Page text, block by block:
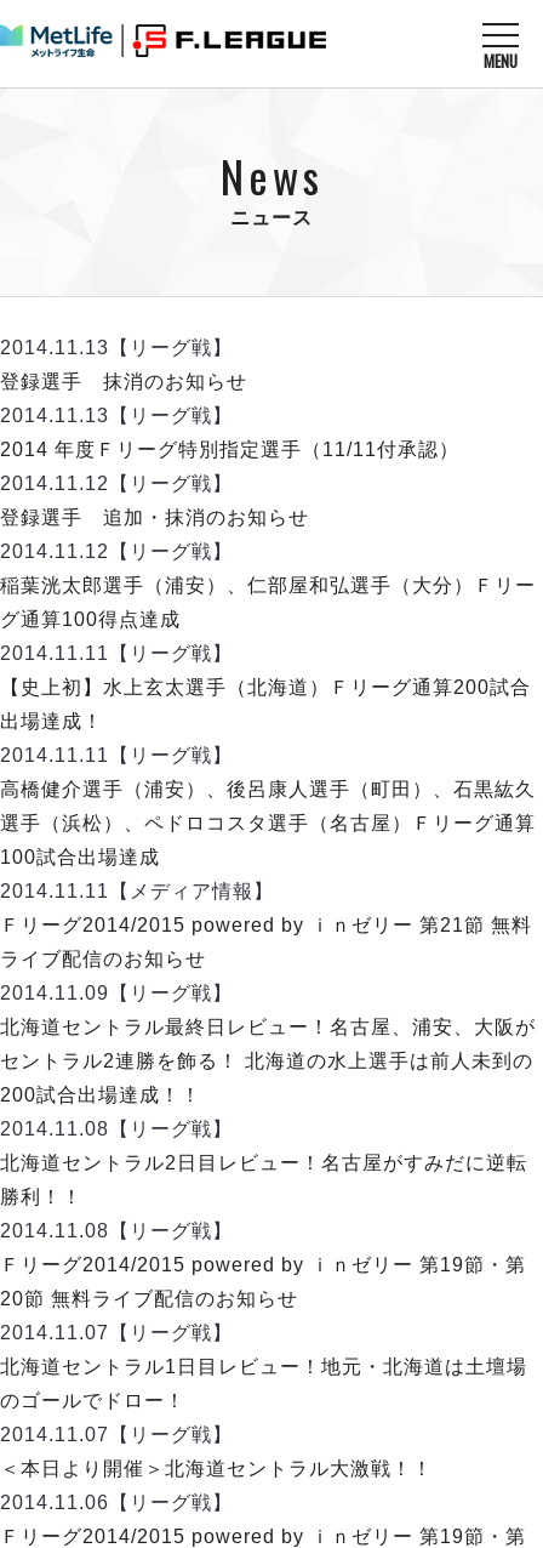
MENU
U-23選抜
クラブ
チケット
メディア情報
フットサル日本代表
その他
MATCHES
順位表
戦績表
警告・退場・出場停止選手
個人ランキング｜ゴール
個人ランキング｜シュート
個人ランキング｜シュート成功率
個人ランキング｜第2PK
メットライフ生命Ｆ２リーグ
試合日程
順位表
戦績表
警告・退場・出場停止選手
個人ランキング｜ゴール
個人ランキング｜シュート
個人ランキング｜シュート成功率
個人ランキング｜第2PK
メットライフ生命Ｆリーグカップ 2026
試合日程・結果
大会概要
アリーナ情報
チケット情報
過去の記録
メットライフ生命Ｆ１リーグ
エスポラーダ北海道
バルドラール浦安
フウガドールすみだ
しながわシティ
立川アスレティックFC
ペスカドーラ町田
湘南ベルマーレ
ボアルース長野
名古屋オーシャンズ
シュライカー大阪
ボルクバレット北九州
バサジィ大分
メットライフ生命Ｆ２リーグ
ヴォスクオーレ仙台
マルバ水戸FC
リガーレヴィア葛飾
Y．S．C．C．横浜
ヴィンセドール白山
アグレミーナ浜松
デウソン神戸
ポルセイド浜田
ミラクルスマイル新居浜
チケットを買う
アリーナ情報 ARENA
リーグ概要 ABOUT US
リーグ概要
日本フットサルリーグについて
大会概要
リーグ要項
クラブライセンス関連
アリーナ観戦マナー&ルール
過去の記録 ARCHIVE
過去の試合記録
ディビジョン1 試合記録
ディビジョン2 試合記録
Ｆリーグカップ 試合記録
リーグ統計データ
記念ゴール
ハットトリック
担当審判員
選手の通算記録（Ｆ１）
エスポラーダ北海道
バルドラール浦安
フウガドールすみだ
しながわシティ
立川アスレティックFC
ペスカドーラ町田
湘南ベルマーレ
ボアルース長野
名古屋オーシャンズ
シュライカー大阪
ボルクバレット北九州
バサジィ大分
プロジェクト
ABeam AWARD
DIVISION 01
DIVISION 02
News
ニュース
2014.11.13 【リーグ戦】
登録選手 抹消のお知らせ
2014.11.13 【リーグ戦】
2014 年度Ｆリーグ特別指定選手（11/11付承認）
2014.11.12
【リーグ戦】
登録選手 追加・抹消のお知らせ
2014.11.12
【リーグ戦】
稲葉洸太郎選手（浦安）、仁部屋和弘選手（大分）Ｆリー
グ通算100得点達成
2014.11.11
【リーグ戦】
【史上初】水上玄太選手（北海道）Ｆリーグ通算200試合
出場達成！
2014.11.11
【リーグ戦】
高橋健介選手（浦安）、後呂康人選手（町田）、石黒紘久
選手（浜松）、ペドロコスタ選手（名古屋）Ｆリーグ通算
100試合出場達成
2014.11.11
【メディア情報】
Ｆリーグ2014/2015 powered by ｉｎゼリー 第21節 無料
ライブ配信のお知らせ
2014.11.09 【リーグ戦】
北海道セントラル最終日レビュー！名古屋、浦安、大阪が
セントラル2連勝を飾る！ 北海道の水上選手は前人未到の
200試合出場達成！！
2014.11.08 【リーグ戦】
北海道セントラル2日目レビュー！名古屋がすみだに逆転
勝利！！
2014.11.08 【リーグ戦】
Ｆリーグ2014/2015 powered by ｉｎゼリー 第19節・第
20節 無料ライブ配信のお知らせ
2014.11.07
【リーグ戦】
北海道セントラル1日目レビュー！地元・北海道は土壇場
のゴールでドロー！
2014.11.07
【リーグ戦】
＜本日より開催＞北海道セントラル大激戦！！
2014.11.06 【リーグ戦】
Ｆリーグ2014/2015 powered by ｉｎゼリー 第19節・第